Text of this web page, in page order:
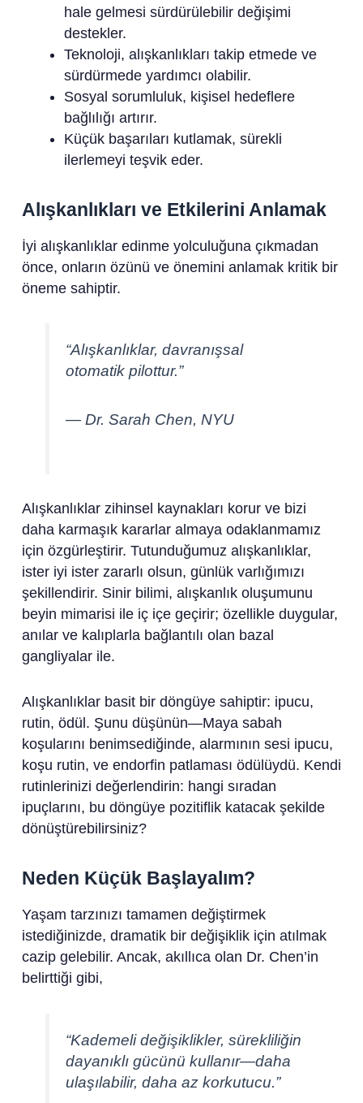
hale gelmesi sürdürülebilir değişimi
destekler.
Teknoloji, alışkanlıkları takip etmede ve
sürdürmede yardımcı olabilir.
Sosyal sorumluluk, kişisel hedeflere
bağlılığı artırır.
Küçük başarıları kutlamak, sürekli
ilerlemeyi teşvik eder.
Alışkanlıkları ve Etkilerini Anlamak
İyi alışkanlıklar edinme yolculuğuna çıkmadan
önce, onların özünü ve önemini anlamak kritik bir
öneme sahiptir.
“Alışkanlıklar, davranışsal
otomatik pilottur.”
— Dr. Sarah Chen, NYU
Alışkanlıklar zihinsel kaynakları korur ve bizi
daha karmaşık kararlar almaya odaklanmamız
için özgürleştirir. Tutunduğumuz alışkanlıklar,
ister iyi ister zararlı olsun, günlük varlığımızı
şekillendirir. Sinir bilimi, alışkanlık oluşumunu
beyin mimarisi ile iç içe geçirir; özellikle duygular,
anılar ve kalıplarla bağlantılı olan bazal
gangliyalar ile.
Alışkanlıklar basit bir döngüye sahiptir: ipucu,
rutin, ödül. Şunu düşünün—Maya sabah
koşularını benimsediğinde, alarmının sesi ipucu,
koşu rutin, ve endorfin patlaması ödülüydü. Kendi
rutinlerinizi değerlendirin: hangi sıradan
ipuçlarını, bu döngüye pozitiflik katacak şekilde
dönüştürebilirsiniz?
Neden Küçük Başlayalım?
Yaşam tarzınızı tamamen değiştirmek
istediğinizde, dramatik bir değişiklik için atılmak
cazip gelebilir. Ancak, akıllıca olan Dr. Chen’in
belirttiği gibi,
“Kademeli değişiklikler, sürekliliğin
dayanıklı gücünü kullanır—daha
ulaşılabilir, daha az korkutucu.”